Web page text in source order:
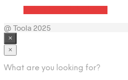
@ Toola 2025
×
×
What are you looking for?